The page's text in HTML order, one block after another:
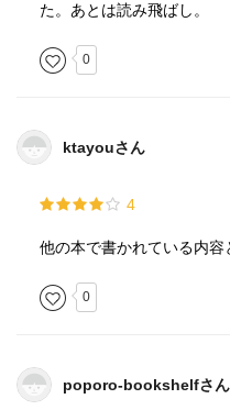
た。あとは読み飛ばし。
0
ktayouさん
4
他の本で書かれている内容
0
poporo-bookshelfさん